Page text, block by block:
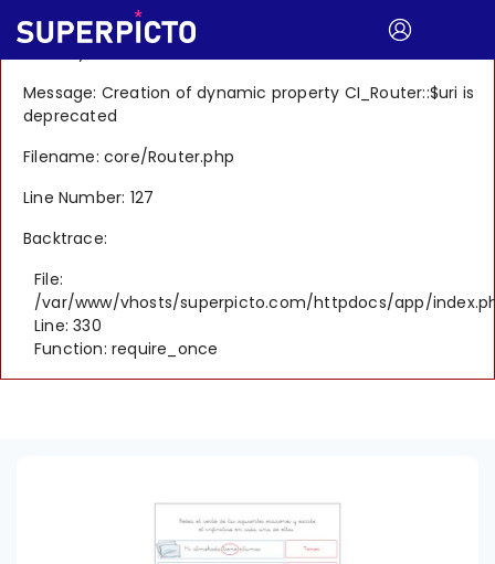
A PHP Error was encountered
Message: Creation of dynamic property CI_Router::$uri is
deprecated
Filename: core/Router.php
Line Number: 127
Backtrace:
File:
/var/www/vhosts/superpicto.com/httpdocs/app/
Line: 330
Function: require_once